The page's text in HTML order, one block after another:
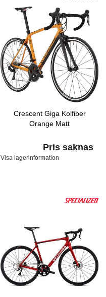
Crescent Giga Kolfiber
Orange Matt
Pris saknas
Visa lagerinformation